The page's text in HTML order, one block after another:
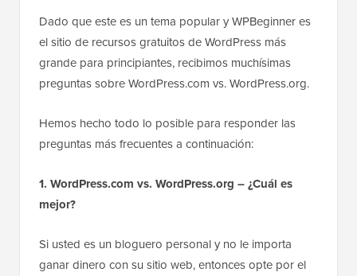
Dado que este es un tema popular y WPBeginner es
el sitio de recursos gratuitos de WordPress más
grande para principiantes, recibimos muchísimas
preguntas sobre WordPress.com vs. WordPress.org.
Hemos hecho todo lo posible para responder las
preguntas más frecuentes a continuación:
1. WordPress.com vs. WordPress.org – ¿Cuál es
mejor?
Si usted es un bloguero personal y no le importa
ganar dinero con su sitio web, entonces opte por el